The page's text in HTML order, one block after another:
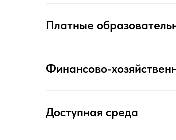
Платные
Финансово-
Доступная среда